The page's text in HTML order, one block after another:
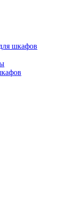
шкафов